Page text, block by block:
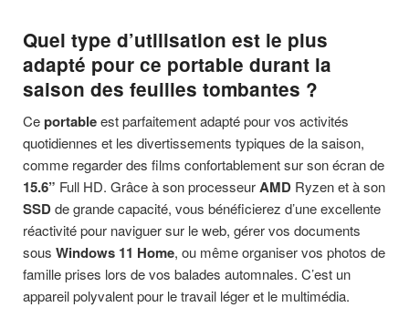
Quel type d’utilisation est le plus
adapté pour ce portable durant la
saison des feuilles tombantes ?
Ceportableest parfaitement adapté pour vos activités
quotidiennes et les divertissements typiques de la saison,
comme regarder des films confortablement sur son écran de
15.6” Full HD. Grâce à son processeurAMD Ryzen et à son
SSDde grande capacité, vous bénéficierez d’une excellente
réactivité pour naviguer sur le web, gérer vos documents
sous Windows 11 Home, ou même organiser vos photos de
famille prises lors de vos balades automnales. C’est un
appareil polyvalent pour le travail léger et le multimédia.